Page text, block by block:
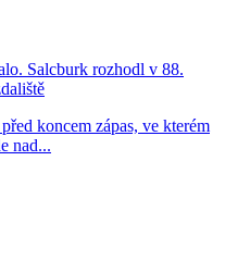
Salcburk rozhodl v 88.
koncem zápas, ve kterém
nad...